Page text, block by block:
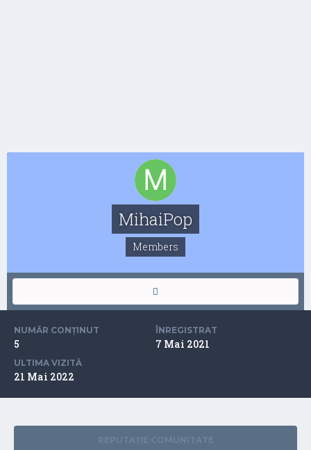
MihaiPop
Members
NUMĂR CONȚINUT
5
ÎNREGISTRAT
7 Mai 2021
ULTIMA VIZITĂ
21 Mai 2022
REPUTAȚIE COMUNITATE